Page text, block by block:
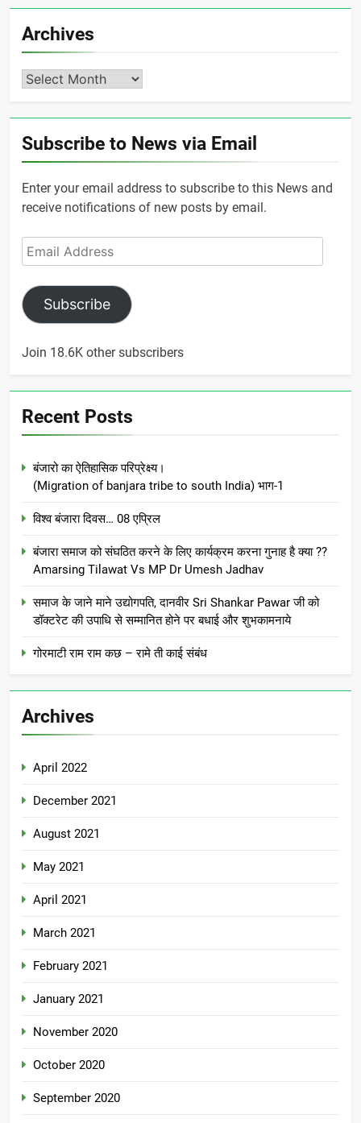
Archives
Archives
Subscribe to News via Email
Enter your email address to subscribe to this News and
receive notifications of new posts by email.
Email
Address
Subscribe
Join 18.6K other subscribers
Recent Posts
बंजारो का ऐतिहासिक परिप्रेक्ष्य।
(Migration of banjara tribe to south India) भाग-1
विश्व बंजारा दिवस… 08 एप्रिल
बंजारा समाज को संघठित करने के लिए कार्यक्रम करना गुनाह है क्या ??
Amarsing Tilawat Vs MP Dr Umesh Jadhav
समाज के जाने माने उद्योगपति, दानवीर Sri Shankar Pawar जी को
डॉक्टरेट की उपाधि से सम्मानित होने पर बधाई और शुभकामनाये
गोरमाटी राम राम कछ – रामे ती काई संबंध
Archives
April 2022
December 2021
August 2021
May 2021
April 2021
March 2021
February 2021
January 2021
November 2020
October 2020
September 2020